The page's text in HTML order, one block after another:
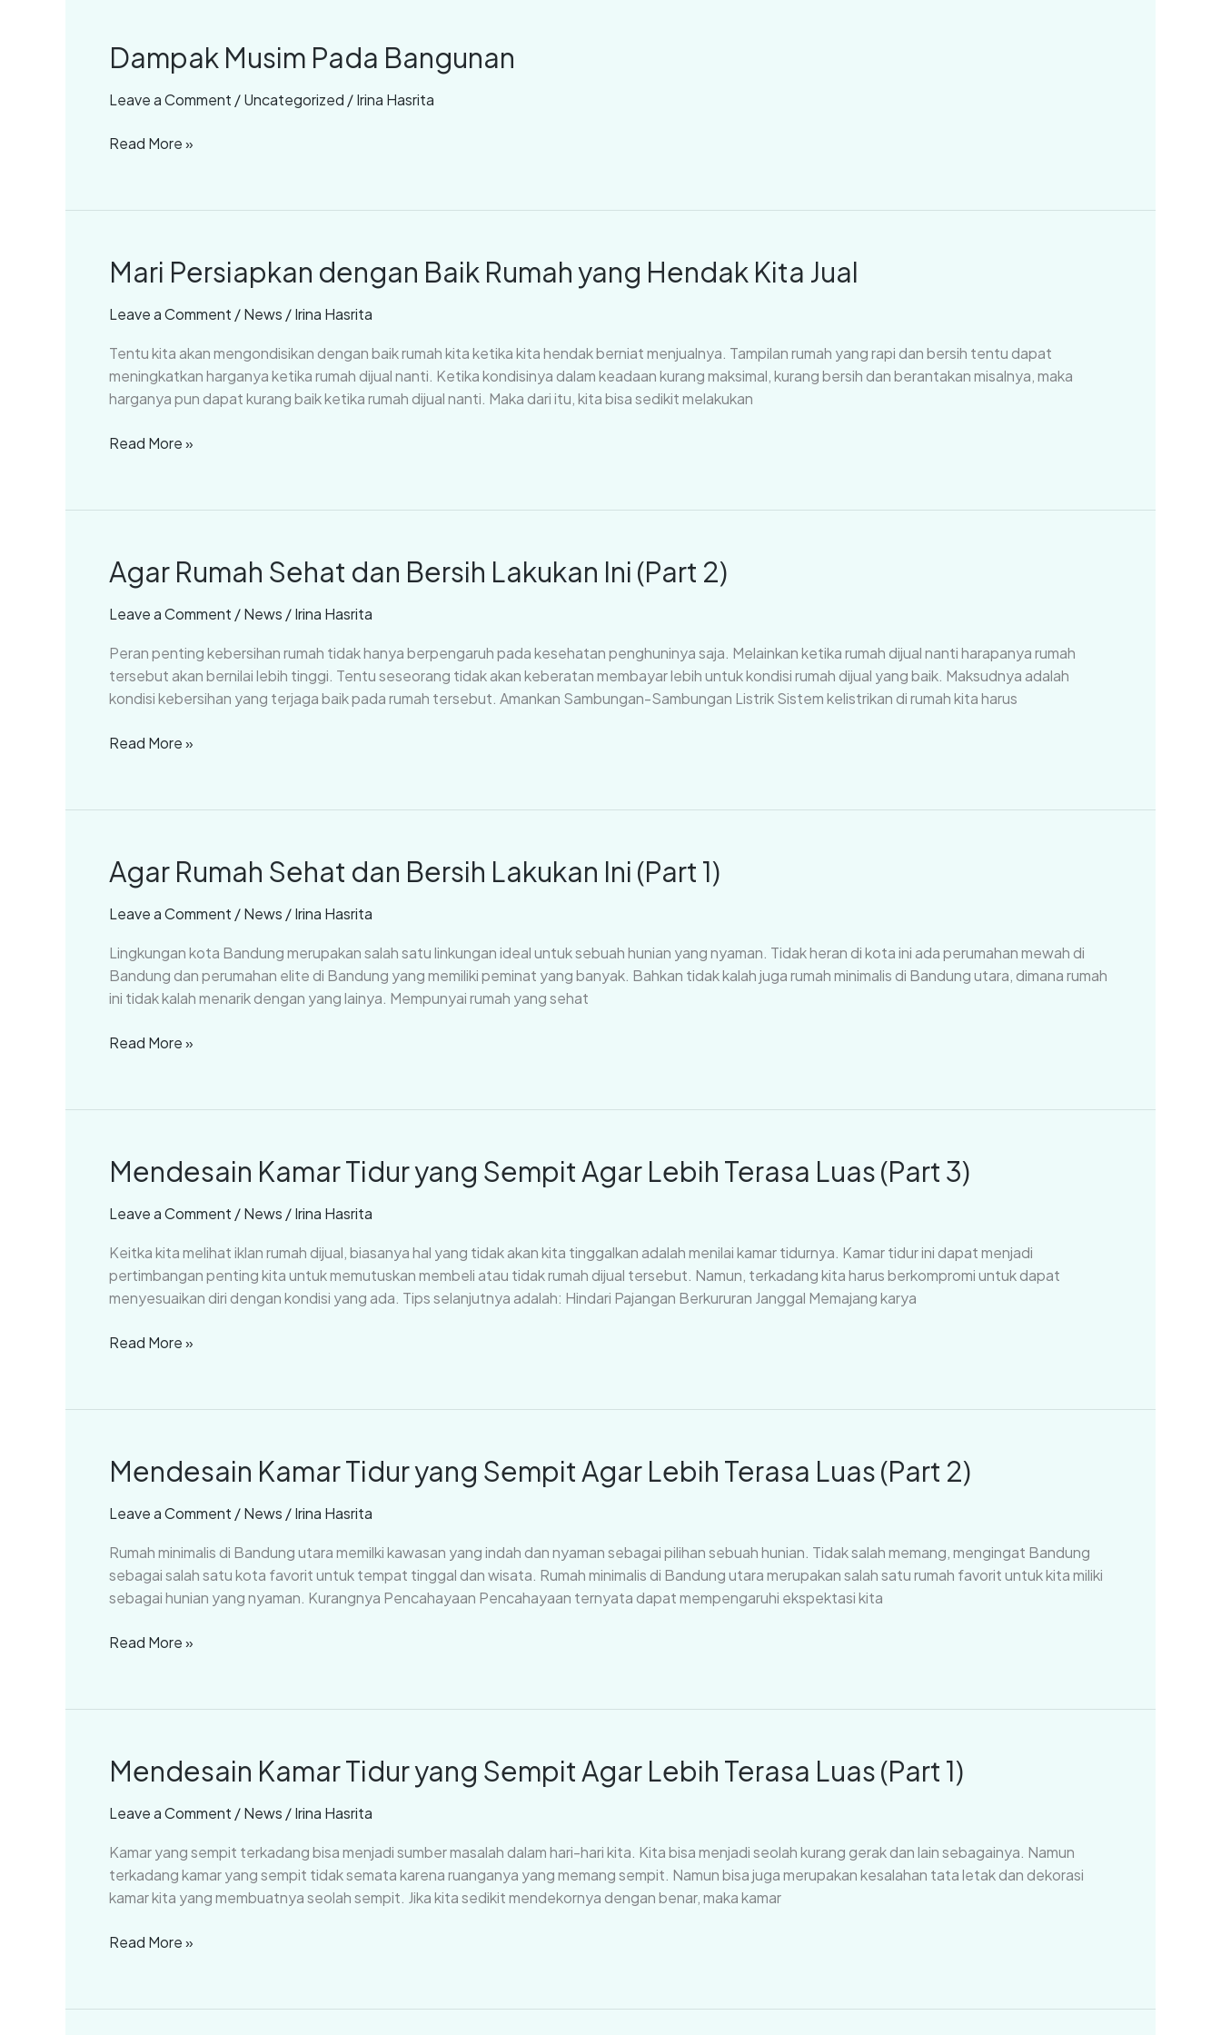
Dampak Musim Pada Bangunan
Leave a Comment /Uncategorized /Irina Hasrita
Dampak
Musim
Pada
Read More »
Mari Persiapkan dengan Baik Rumah yang Hendak Kita Jual
Leave a Comment /News /Irina Hasrita
Tentu kita akan mengondisikan dengan baik rumah kita ketika kita hendak berniat menjualnya. Tampilan rumah yang rapi dan bersih tentu dapat
meningkatkan harganya ketika rumah dijual nanti. Ketika kondisinya dalam keadaan kurang maksimal, kurang bersih dan berantakan misalnya, maka
harganya pun dapat kurang baik ketika rumah dijual nanti. Maka dari itu, kita bisa sedikit melakukan
Mari
Persiapkan
dengan
Rumah
yang
Hendak
Jual
Read More »
Agar Rumah Sehat dan Bersih Lakukan Ini (Part 2)
Leave a Comment /News /Irina Hasrita
Peran penting kebersihan rumah tidak hanya berpengaruh pada kesehatan penghuninya saja. Melainkan ketika rumah dijual nanti harapanya rumah
tersebut akan bernilai lebih tinggi. Tentu seseorang tidak akan keberatan membayar lebih untuk kondisi rumah dijual yang baik. Maksudnya adalah
kondisi kebersihan yang terjaga baik pada rumah tersebut. Amankan Sambungan-Sambungan Listrik Sistem kelistrikan di rumah kita harus
Agar
Rumah
Sehat
Bersih
Lakukan
Ini
2)
Read More »
Agar Rumah Sehat dan Bersih Lakukan Ini (Part 1)
Leave a Comment /News /Irina Hasrita
Lingkungan kota Bandung merupakan salah satu linkungan ideal untuk sebuah hunian yang nyaman. Tidak heran di kota ini ada perumahan mewah di
Bandung dan perumahan elite di Bandung yang memiliki peminat yang banyak. Bahkan tidak kalah juga rumah minimalis di Bandung utara, dimana rumah
ini tidak kalah menarik dengan yang lainya. Mempunyai rumah yang sehat
Agar
Rumah
Sehat
Bersih
Lakukan
Ini
1)
Read More »
Mendesain Kamar Tidur yang Sempit Agar Lebih Terasa Luas (Part 3)
Leave a Comment /News /Irina Hasrita
Keitka kita melihat iklan rumah dijual, biasanya hal yang tidak akan kita tinggalkan adalah menilai kamar tidurnya. Kamar tidur ini dapat menjadi
pertimbangan penting kita untuk memutuskan membeli atau tidak rumah dijual tersebut. Namun, terkadang kita harus berkompromi untuk dapat
menyesuaikan diri dengan kondisi yang ada. Tips selanjutnya adalah: Hindari Pajangan Berkururan Janggal Memajang karya
Mendesain
Kamar
Tidur
Sempit
Agar
Lebih
Luas
Read More »
Mendesain Kamar Tidur yang Sempit Agar Lebih Terasa Luas (Part 2)
Leave a Comment /News /Irina Hasrita
Rumah minimalis di Bandung utara memilki kawasan yang indah dan nyaman sebagai pilihan sebuah hunian. Tidak salah memang, mengingat Bandung
sebagai salah satu kota favorit untuk tempat tinggal dan wisata. Rumah minimalis di Bandung utara merupakan salah satu rumah favorit untuk kita miliki
sebagai hunian yang nyaman. Kurangnya Pencahayaan Pencahayaan ternyata dapat mempengaruhi ekspektasi kita
Mendesain
Kamar
Tidur
Sempit
Agar
Lebih
Luas
Read More »
Mendesain Kamar Tidur yang Sempit Agar Lebih Terasa Luas (Part 1)
Leave a Comment /News /Irina Hasrita
Kamar yang sempit terkadang bisa menjadi sumber masalah dalam hari-hari kita. Kita bisa menjadi seolah kurang gerak dan lain sebagainya. Namun
terkadang kamar yang sempit tidak semata karena ruanganya yang memang sempit. Namun bisa juga merupakan kesalahan tata letak dan dekorasi
kamar kita yang membuatnya seolah sempit. Jika kita sedikit mendekornya dengan benar, maka kamar
Mendesain
Kamar
Tidur
Sempit
Agar
Lebih
Luas
Read More »